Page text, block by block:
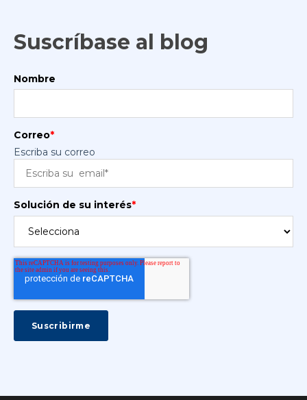
Suscríbase al blog
Nombre
Correo*
Escriba su correo
Solución de su interés*